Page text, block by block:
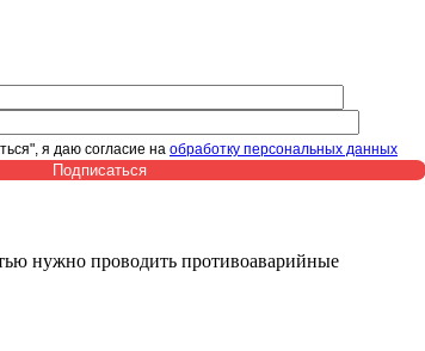
я даю согласие на обработку персональных данных
нужно проводить противоаварийные